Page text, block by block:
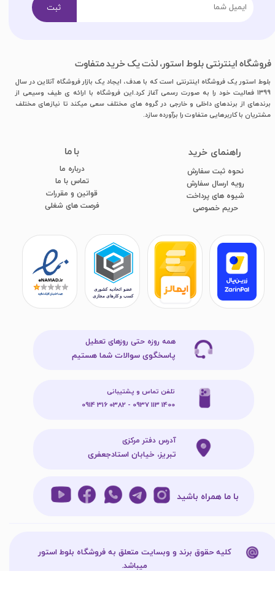
فروشگاه اینترنتی بلوط استور، لذت یک خرید متفاوت
بلوط استور یک فروشگاه اینترنتی است که با هدف، ایجاد یک بازار فروشگاه آنلاین در سال
1399 فعالیت خود را به صورت رسمی آغاز کرد.این فروشگاه با ارائه ی طیف وسیعی از
برندهای از برندهای داخلی و خارجی در گروه های مختلف سعی میکند تا نیازهای مختلف
مشتریان با کاربرهایی متفاوت را برآورده سازد.
با ما
درباره ما
تماس با ما
قوانین و مقررات
فرصت های شغلی
​راهنمای خرید
نحوه ثبت سفارش
رویه ارسال سفارش
شیوه های پرداخت
​​​​​​​حریم خصوصی
با ما همراه باشید
همه روزه حتی روزهای تعطیل
پاسخگوی سوالات شما هستیم
آدرس دفتر مرکزی
تبریز، خیابان استادجعفری
تلفن تماس و پشتیبانی
1400 113 0937 - 0382 316 0914
ثبت
کلیه حقوق برند و وبسایت متعلق به فروشگاه بلوط استور
میباشد.​​​​​​​